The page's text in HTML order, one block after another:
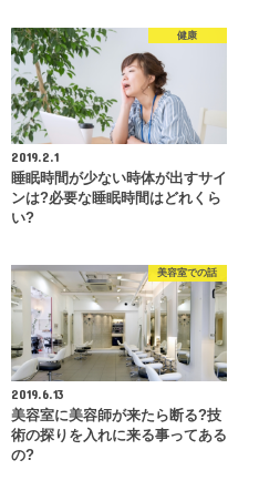
健康
2019.2.1
睡眠時間が少ない時体が出すサイ
ンは?必要な睡眠時間はどれくら
い?
美容室での話
2019.6.13
美容室に美容師が来たら断る?技
術の探りを入れに来る事ってある
の?